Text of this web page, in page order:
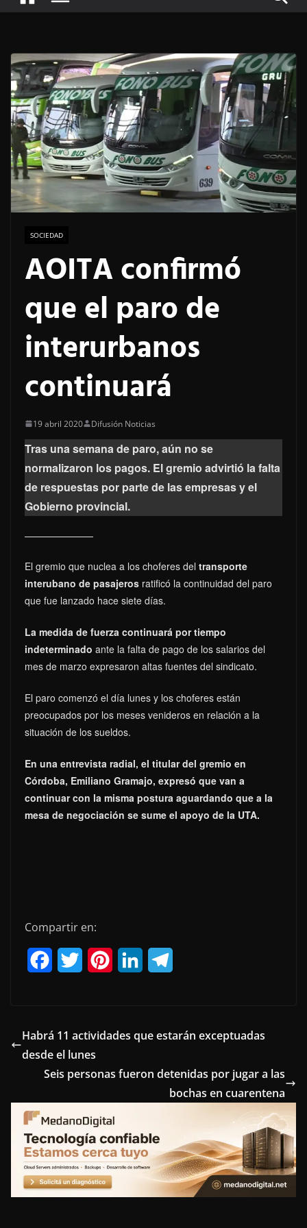
SOCIEDAD
AOITA confirmó
que el paro de
interurbanos
continuará
19 abril 2020 Difusión Noticias
Tras una semana de paro, aún no se
normalizaron los pagos. El gremio advirtió la falta
de respuestas por parte de las empresas y el
Gobierno provincial.
El gremio que nuclea a los choferes del transporte
interubano de pasajeros ratificó la continuidad del paro
que fue lanzado hace siete días.
La medida de fuerza continuará por tiempo
indeterminado ante la falta de pago de los salarios del
mes de marzo expresaron altas fuentes del sindicato.
El paro comenzó el día lunes y los choferes están
preocupados por los meses venideros en relación a la
situación de los sueldos.
En una entrevista radial, el titular del gremio en
Córdoba, Emiliano Gramajo, expresó que van a
continuar con la misma postura aguardando que a la
mesa de negociación se sume el apoyo de la UTA.
Compartir en:
e
b
o
o
k
t
t
e
r
t
r
e
s
t
k
d
I
n
e
r
a
Habrá 11 actividades que estarán exceptuadas
desde el lunes
Seis personas fueron detenidas por jugar a las
bochas en cuarentena